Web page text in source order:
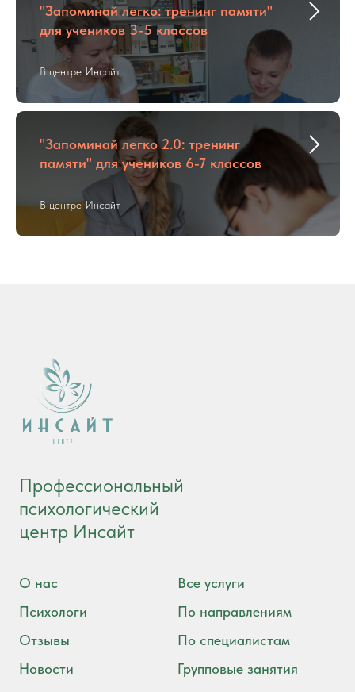
"Запоминай легко: тренинг памяти"
для учеников 3-5 классов
В центре Инсайт
"Запоминай легко 2.0: тренинг
памяти" для учеников 6-7 классов
В центре Инсайт
Профессиональный
психологический
центр Инсайт
О нас
Психологи
Отзывы
Новости
Все услуги
По направлениям
По специалистам
Групповые занятия